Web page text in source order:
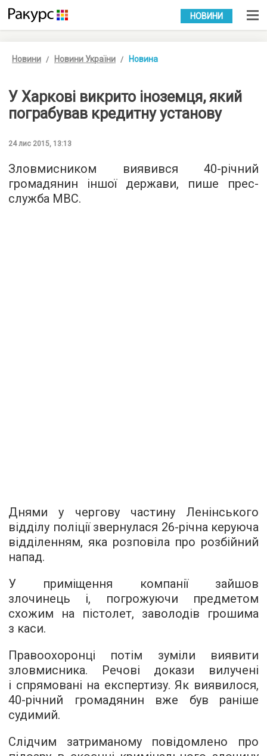
УКР РУС
НОВИНИ
Новини Новини України Новина
У Харкові викрито іноземця, який
пограбував кредитну установу
24 лис 2015, 13:13
Зловмисником виявився 40-річний
громадянин іншої держави, пише прес-
служба МВС.
Днями у чергову частину Ленінського
відділу поліції звернулася 26-річна керуюча
відділенням, яка розповіла про розбійний
напад.
У приміщення компанії зайшов
злочинець і, погрожуючи предметом
схожим на пістолет, заволодів грошима
з каси.
Правоохоронці потім зуміли виявити
зловмисника. Речові докази вилучені
і спрямовані на експертизу. Як виявилося,
40-річний громадянин вже був раніше
судимий.
Слідчим затриманому повідомлено про